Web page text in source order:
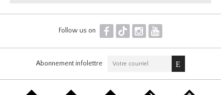
Follow us on F T I Y
Abonnement infolettre